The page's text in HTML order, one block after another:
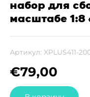
набор для
масштабе 1:8
Артикул: XPLUS411-
€79,00